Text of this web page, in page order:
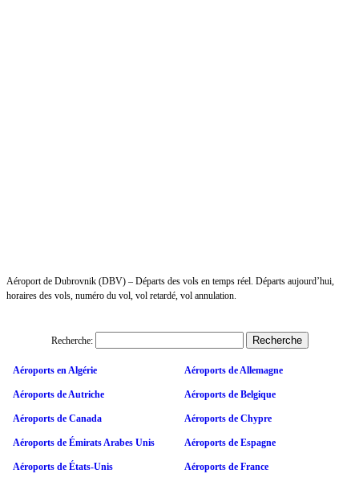
Aéroport de Dubrovnik (DBV) – Départs des vols en temps réel. Départs aujourd’hui,
horaires des vols, numéro du vol, vol retardé, vol annulation.
Recherche:
Aéroports en Algérie Aéroports de Allemagne
Aéroports de Autriche Aéroports de Belgique
Aéroports de Canada Aéroports de Chypre
Aéroports de Émirats Arabes Unis Aéroports de Espagne
Aéroports de États-Unis Aéroports de France